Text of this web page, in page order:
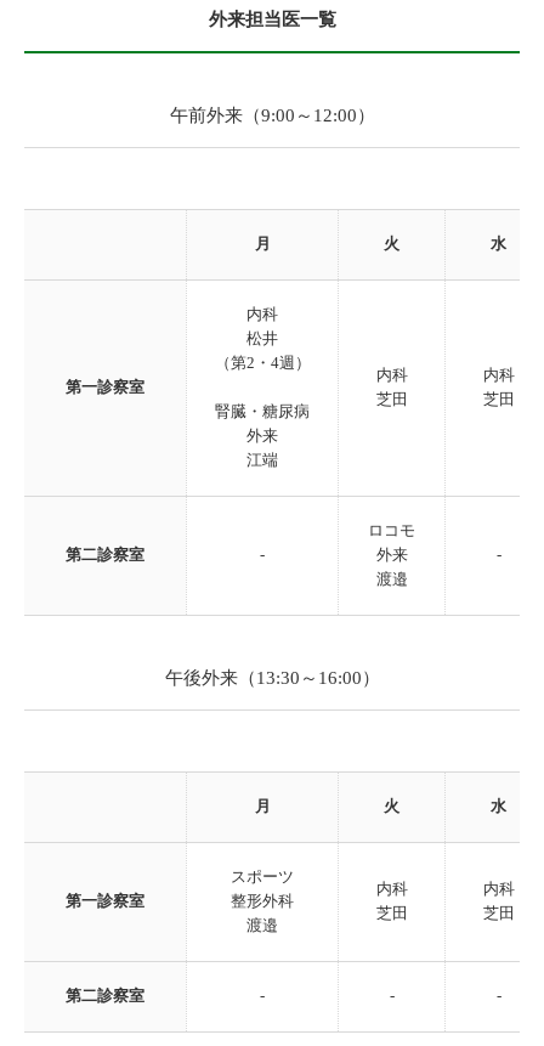
外来担当医一覧
午前外来（9:00～12:00）
月 火 水
第一診察室
内科
松井
（第2・4週）
腎臓・糖尿病
外来
江端
内科
芝田
内科
芝田
第二診察室 -
ロコモ
外来
渡邉
-
午後外来（13:30～16:00）
月 火 水
第一診察室
スポーツ
整形外科
渡邉
内科
芝田
内科
芝田
第二診察室 - - -